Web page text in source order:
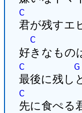
C
君が残すエ
C
好きなもの
C
G
最後に残し
C
先に食ぺる